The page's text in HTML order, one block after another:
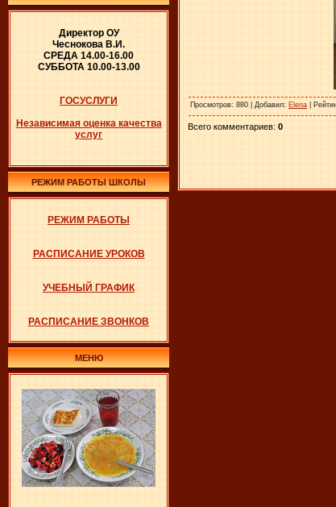
Директор ОУ
Чеснокова В.И.
СРЕДА 14.00-16.00
СУББОТА 10.00-13.00
ГОСУСЛУГИ
Независимая оценка качества
услуг
РЕЖИМ РАБОТЫ ШКОЛЫ
РЕЖИМ РАБОТЫ
РАСПИСАНИЕ УРОКОВ
УЧЕБНЫЙ ГРАФИК
РАСПИСАНИЕ ЗВОНКОВ
МЕНЮ
Просмотров: 880 | Добавил: Elena
Всего комментариев: 0